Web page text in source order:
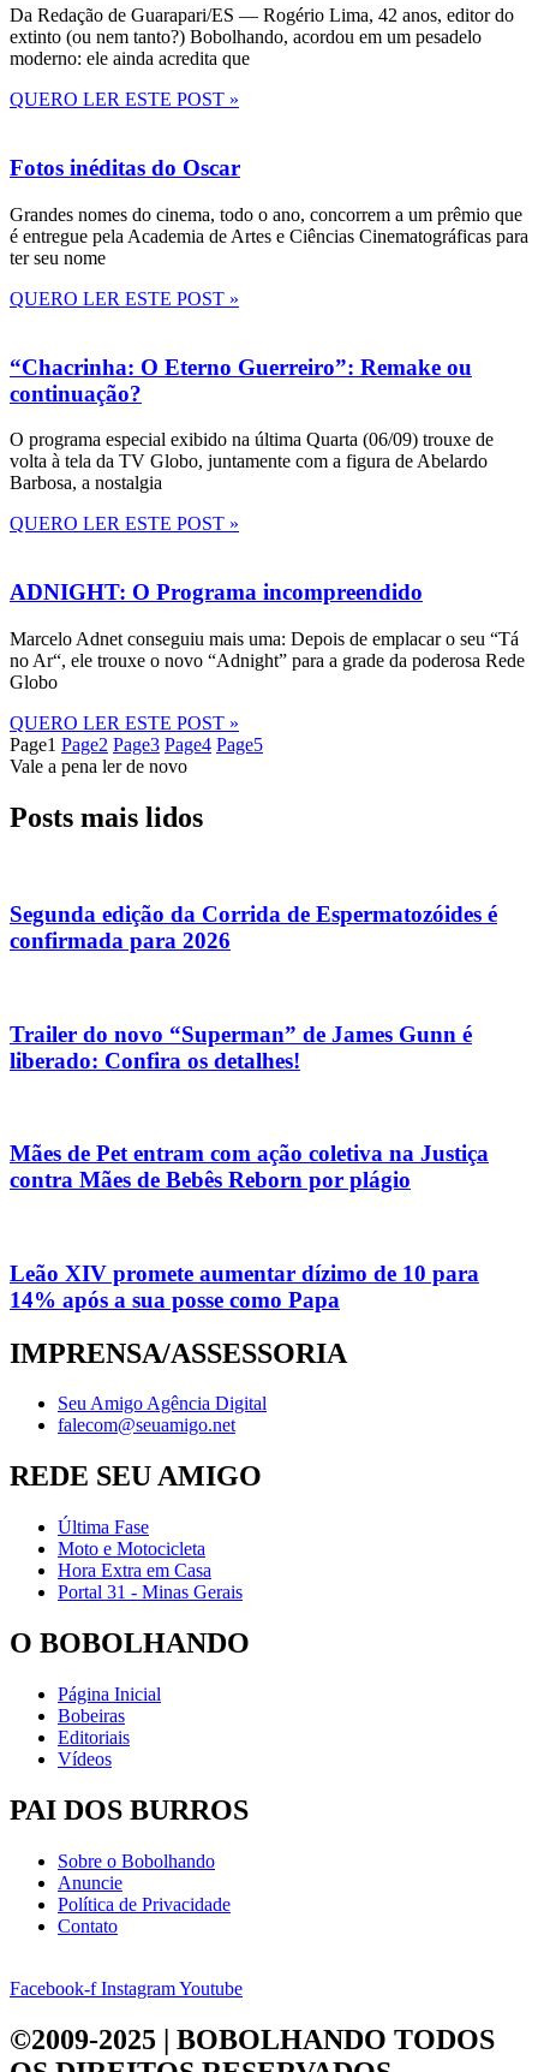
Da Redação de Guarapari/ES — Rogério Lima, 42 anos, editor do
extinto (ou nem tanto?) Bobolhando, acordou em um pesadelo
moderno: ele ainda acredita que
QUERO LER ESTE POST »
Fotos inéditas do Oscar
Grandes nomes do cinema, todo o ano, concorrem a um prêmio que
é entregue pela Academia de Artes e Ciências Cinematográficas para
ter seu nome
QUERO LER ESTE POST »
“Chacrinha: O Eterno Guerreiro”: Remake ou
continuação?
O programa especial exibido na última Quarta (06/09) trouxe de
volta à tela da TV Globo, juntamente com a figura de Abelardo
Barbosa, a nostalgia
QUERO LER ESTE POST »
ADNIGHT: O Programa incompreendido
Marcelo Adnet conseguiu mais uma: Depois de emplacar o seu “Tá
no Ar“, ele trouxe o novo “Adnight” para a grade da poderosa Rede
Globo
QUERO LER ESTE POST »
Page1 Page2 Page3 Page4 Page5
Vale a pena ler de novo
Posts mais lidos
Segunda edição da Corrida de Espermatozóides é
confirmada para 2026
Trailer do novo “Superman” de James Gunn é
liberado: Confira os detalhes!
Mães de Pet entram com ação coletiva na Justiça
contra Mães de Bebês Reborn por plágio
Leão XIV promete aumentar dízimo de 10 para
14% após a sua posse como Papa
IMPRENSA/ASSESSORIA
Seu Amigo Agência Digital
falecom@seuamigo.net
REDE SEU AMIGO
Última Fase
Moto e Motocicleta
Hora Extra em Casa
Portal 31 - Minas Gerais
O BOBOLHANDO
Página Inicial
Bobeiras
Editoriais
Vídeos
PAI DOS BURROS
Sobre o Bobolhando
Anuncie
Política de Privacidade
Contato
Facebook-f InstagramYoutube
©2009-2025 | BOBOLHANDO TODOS